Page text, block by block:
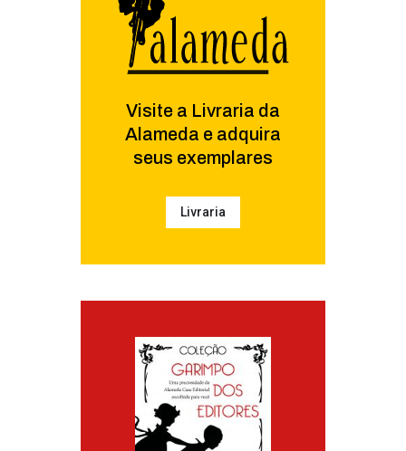
Visite a Livraria da
Alameda e adquira
seus exemplares
Livraria